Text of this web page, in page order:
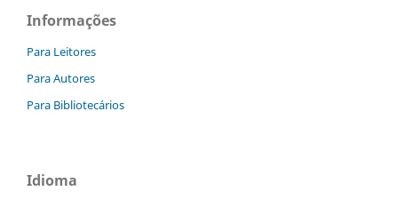
Informações
Para Leitores
Para Autores
Para Bibliotecários
Idioma